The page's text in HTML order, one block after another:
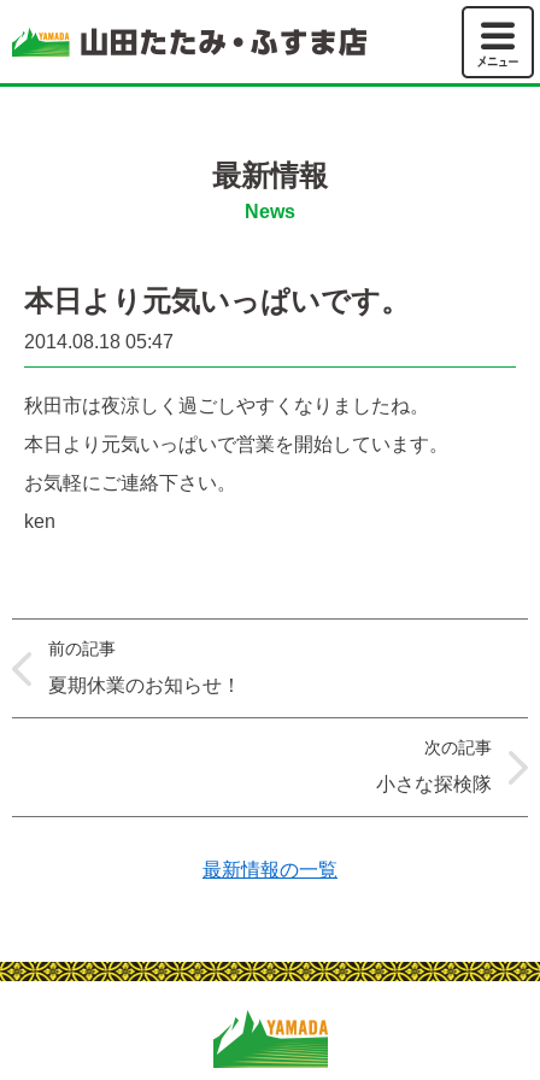
山田た
最新情報
News
本日より元気いっぱいです。
2014.08.18 05:47
秋田市は夜涼しく過ごしやすくなりましたね。
本日より元気いっぱいで営業を開始しています。
お気軽にご連絡下さい。
ken
前の記事
夏期休業のお知らせ！
次の記事
小さな探検隊
最新情報の一覧